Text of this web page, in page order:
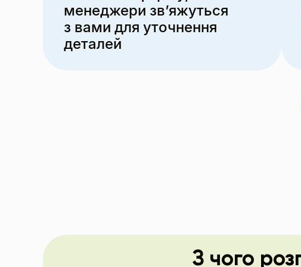
менеджери зв’яжуться
з вами для уточнення
деталей
З чого